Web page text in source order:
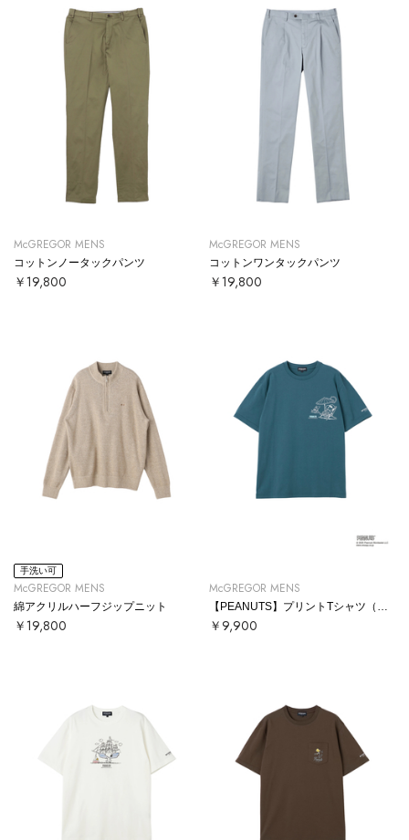
McGREGOR MENS
コットンノータックパンツ
￥19,800
McGREGOR MENS
コットンワンタックパンツ
￥19,800
手洗い可
McGREGOR MENS
綿アクリルハーフジップニット
￥19,800
McGREGOR MENS
￥9,900